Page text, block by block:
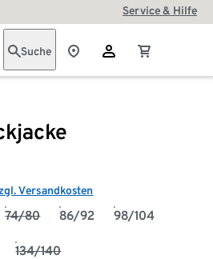
Service & Hilfe
Suche
Versandkosten
74/80 86/92 98/104
134/140